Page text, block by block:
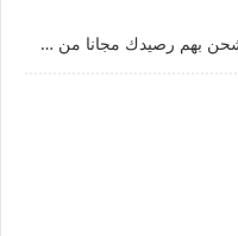
طريقة الحصول على 500جنية هدية تشحن بهم رصيدك مجانا من تطبيق جوميا باىJumiapay